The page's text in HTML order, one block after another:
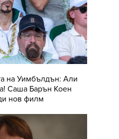
на Уимбълдън: Али
Саша Барън Коен
нов филм